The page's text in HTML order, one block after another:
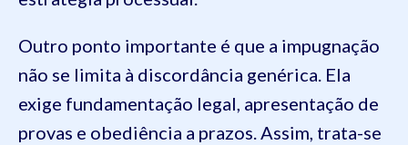
Outro ponto importante é que a impugnação
não se limita à discordância genérica. Ela
exige fundamentação legal, apresentação de
provas e obediência a prazos. Assim, trata-se